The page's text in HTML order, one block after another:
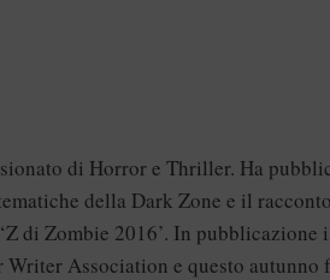
di Horror e Thriller. Ha
della Dark Zone e il
di Zombie 2016’. In pubblicazione
Association e questo autunno